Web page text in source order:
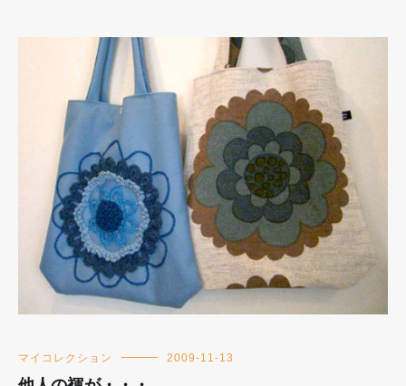
マイコレクション 2009-11-13